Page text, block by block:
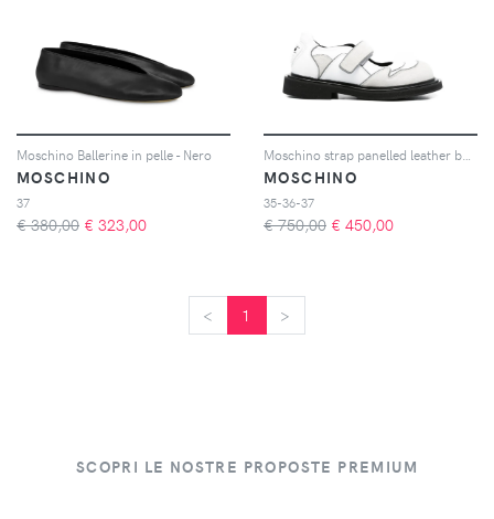
Moschino Ballerine in pelle - Nero
MOSCHINO
37
€ 380,00 € 323,00
MOSCHINO
35-36-37
€ 750,00 € 450,00
< 1 >
SCOPRI LE NOSTRE PROPOSTE PREMIUM